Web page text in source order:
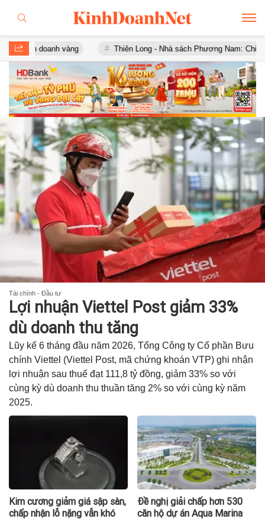
vàng Thiên Long - Nhà sách Phương Nam: Chia tay sau chưa
Tài chính - Đầu tư
Lợi nhuận Viettel Post giảm 33%
dù doanh thu tăng
Lũy kế 6 tháng đầu năm 2026, Tổng Công ty Cổ phần Bưu
chính Viettel (Viettel Post, mã chứng khoán VTP) ghi nhận
lợi nhuận sau thuế đạt 111,8 tỷ đồng, giảm 33% so với
cùng kỳ dù doanh thu thuần tăng 2% so với cùng kỳ năm
2025.
Kim cương giảm giá sập sàn,
chấp nhận lỗ nặng vẫn khó
Đề nghị giải chấp hơn 530
căn hộ dự án Aqua Marina